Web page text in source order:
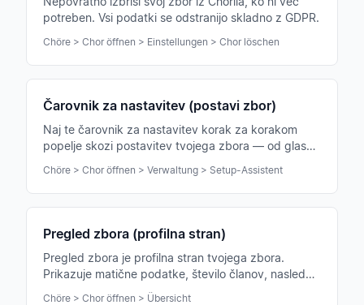
potreben. Vsi podatki se odstranijo skladno z GDPR.
Chöre > Chor öffnen > Einstellungen > Chor löschen
Čarovnik za nastavitev (postavi zbor)
Naj te čarovnik za nastavitev korak za korakom
popelje skozi postavitev tvojega zbora — od glasov
Chöre > Chor öffnen > Verwaltung > Setup-Assistent
Pregled zbora (profilna stran)
Pregled zbora je profilna stran tvojega zbora.
Prikazuje matične podatke, število članov, naslednje
dogodke in vse pomembne hitre povezave.
Chöre > Chor öffnen > Übersicht